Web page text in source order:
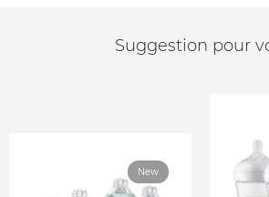
Suggestion pour
New